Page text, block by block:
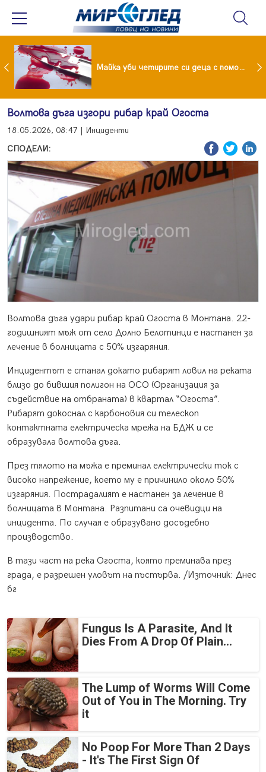
Проф.Кантарджиев: Пазете се от комарите и полово предаваните инфекции Майка уби четирите си деца с помощта на баба им, след което се самоуби
Волтова дъга изгори рибар край Огоста
18.05.2026, 08:47 | Инциденти
СПОДЕЛИ:
Волтова дъга удари рибар край Огоста в Монтана. 22-
годишният мъж от село Долно Белотинци е настанен за
лечение в болницата с 50% изгаряния.
Инцидентът е станал докато рибарят ловил на реката
близо до бившия полигон на ОСО (Организация за
съдействие на отбраната) в квартал “Огоста”.
Рибарят докоснал с карбоновия си телескоп
контактната електрическа мрежа на БДЖ и се
образувала волтова дъга.
През тялото на мъжа е преминал електрически ток с
високо напрежение, което му е причинило около 50%
изгаряния. Пострадалият е настанен за лечение в
болницата в Монтана. Разпитани са очевидци на
инцидента. По случая е образувано досъдебно
производство.
В тази част на река Огоста, която преминава през
града, е разрешен уловът на пъстърва. /Източник: Днес
бг
Fungus Is A Parasite, And It
Dies From A Drop Of Plain...
The Lump of Worms Will Come
Out of You in The Morning. Try
it
No Poop For More Than 2 Days
- It's The First Sign Of